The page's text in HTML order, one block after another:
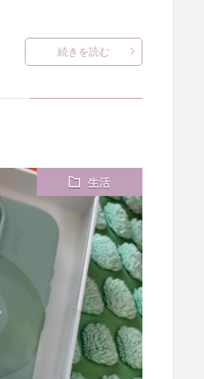
続きを読む
生活